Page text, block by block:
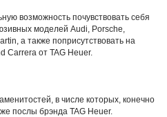
возможность почувствовать себя
моделей Audi, Porsche,
а также поприсутствовать на
Carrera от TAG Heuer.
в числе которых, конечно
послы брэнда TAG Heuer.